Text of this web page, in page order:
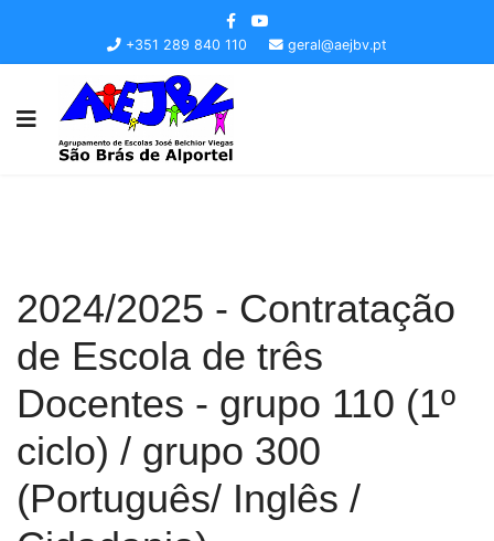
+351 289 840 110 geral@aejbv.pt
2024/2025 - Contratação
de Escola de três
Docentes - grupo 110 (1º
ciclo) / grupo 300
(Português/ Inglês /